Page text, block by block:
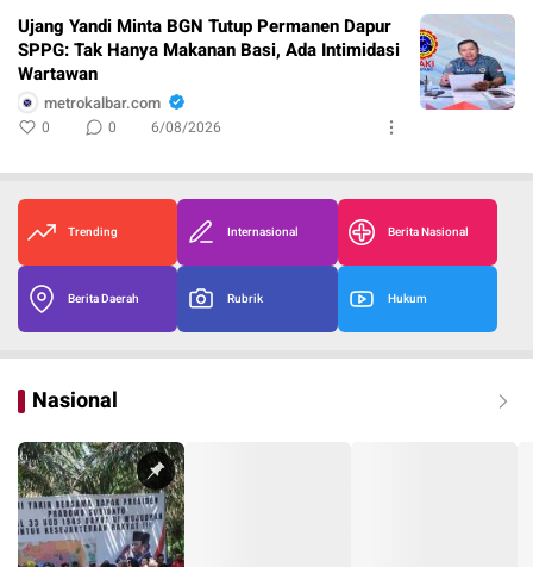
Ujang Yandi Minta BGN Tutup Permanen Dapur
SPPG: Tak Hanya Makanan Basi, Ada Intimidasi
Wartawan
metrokalbar.com
0 0 6/08/2026
Trending Internasional Berita Nasional
Berita Daerah Rubrik Hukum
Nasional